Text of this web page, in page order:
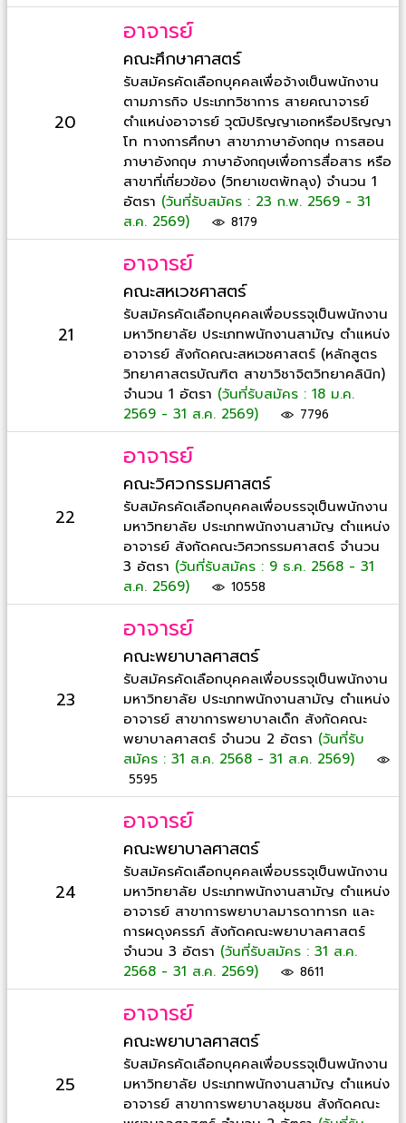
20
อาจารย์
คณะศึกษาศาสตร์
รับสมัครคัดเลือกบุคคลเพื่อจ้างเป็นพนักงาน
ตามภารกิจ ประเภทวิชาการ สายคณาจารย์
ตำแหน่งอาจารย์ วุฒิปริญญาเอกหรือปริญญา
โท ทางการศึกษา สาขาภาษาอังกฤษ การสอน
ภาษาอังกฤษ ภาษาอังกฤษเพื่อการสื่อสาร หรือ
สาขาที่เกี่ยวข้อง (วิทยาเขตพัทลุง) จำนวน 1
อัตรา (วันที่รับสมัคร : 23 ก.พ. 2569 - 31
ส.ค. 2569)
8179
21
อาจารย์
คณะสหเวชศาสตร์
รับสมัครคัดเลือกบุคคลเพื่อบรรจุเป็นพนักงาน
มหาวิทยาลัย ประเภทพนักงานสามัญ ตำแหน่ง
อาจารย์ สังกัดคณะสหเวชศาสตร์ (หลักสูตร
วิทยาศาสตรบัณฑิต สาขาวิชาจิตวิทยาคลินิก)
จำนวน 1 อัตรา (วันที่รับสมัคร : 18 ม.ค.
2569 - 31 ส.ค. 2569)
7796
22
อาจารย์
คณะวิศวกรรมศาสตร์
รับสมัครคัดเลือกบุคคลเพื่อบรรจุเป็นพนักงาน
มหาวิทยาลัย ประเภทพนักงานสามัญ ตำแหน่ง
อาจารย์ สังกัดคณะวิศวกรรมศาสตร์ จำนวน
3 อัตรา (วันที่รับสมัคร : 9 ธ.ค. 2568 - 31
ส.ค. 2569)
10558
23
อาจารย์
คณะพยาบาลศาสตร์
รับสมัครคัดเลือกบุคคลเพื่อบรรจุเป็นพนักงาน
มหาวิทยาลัย ประเภทพนักงานสามัญ ตำแหน่ง
อาจารย์ สาขาการพยาบาลเด็ก สังกัดคณะ
พยาบาลศาสตร์ จำนวน 2 อัตรา (วันที่รับ
สมัคร : 31 ส.ค. 2568 - 31 ส.ค. 2569)
5595
24
อาจารย์
คณะพยาบาลศาสตร์
รับสมัครคัดเลือกบุคคลเพื่อบรรจุเป็นพนักงาน
มหาวิทยาลัย ประเภทพนักงานสามัญ ตำแหน่ง
อาจารย์ สาขาการพยาบาลมารดาทารก และ
การผดุงครรภ์ สังกัดคณะพยาบาลศาสตร์
จำนวน 3 อัตรา (วันที่รับสมัคร : 31 ส.ค.
2568 - 31 ส.ค. 2569)
8611
25
อาจารย์
คณะพยาบาลศาสตร์
รับสมัครคัดเลือกบุคคลเพื่อบรรจุเป็นพนักงาน
มหาวิทยาลัย ประเภทพนักงานสามัญ ตำแหน่ง
อาจารย์ สาขาการพยาบาลชุมชน สังกัดคณะ